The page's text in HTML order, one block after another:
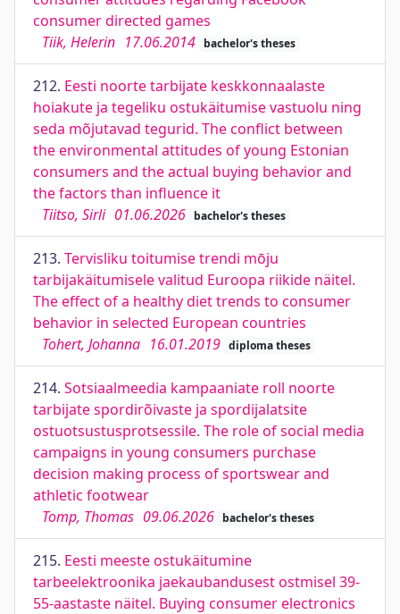
consumer directed games
Tiik, Helerin 17.06.2014 bachelor's theses
212. Eesti noorte tarbijate keskkonnaalaste
hoiakute ja tegeliku ostukäitumise vastuolu ning
seda mõjutavad tegurid. The conflict between
the environmental attitudes of young Estonian
consumers and the actual buying behavior and
the factors than influence it
Tiitso, Sirli 01.06.2026 bachelor's theses
213. Tervisliku toitumise trendi mōju
tarbijakäitumisele valitud Euroopa riikide näitel.
The effect of a healthy diet trends to consumer
behavior in selected European countries
Tohert, Johanna 16.01.2019 diploma theses
214. Sotsiaalmeedia kampaaniate roll noorte
tarbijate spordirõivaste ja spordijalatsite
ostuotsustusprotsessile. The role of social media
campaigns in young consumers purchase
decision making process of sportswear and
athletic footwear
Tomp, Thomas 09.06.2026 bachelor's theses
215. Eesti meeste ostukäitumine
tarbeelektroonika jaekaubandusest ostmisel 39-
55-aastaste näitel. Buying consumer electronics